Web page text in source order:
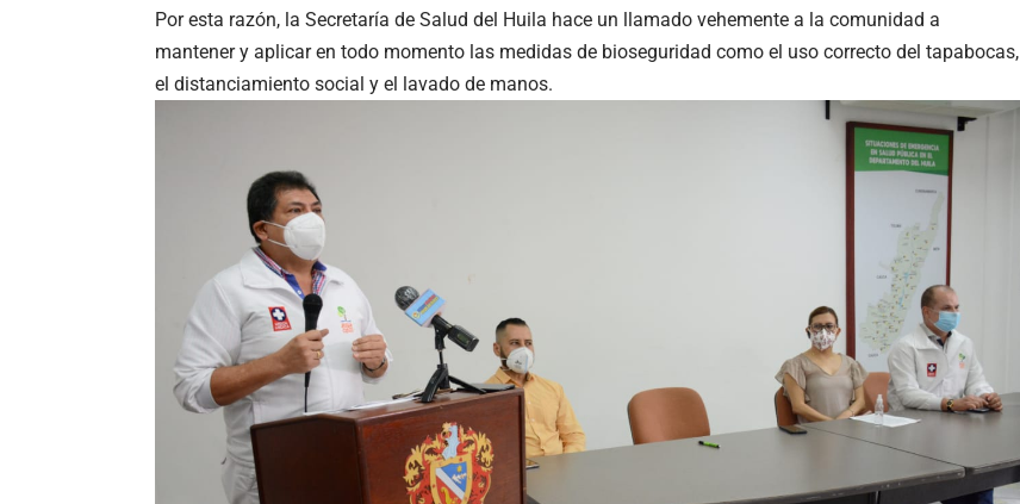
Por esta razón, la Secretaría de Salud del Huila hace un llamado vehemente a la comunidad a
mantener y aplicar en todo momento las medidas de bioseguridad como el uso correcto del tapabocas,
el distanciamiento social y el lavado de manos.